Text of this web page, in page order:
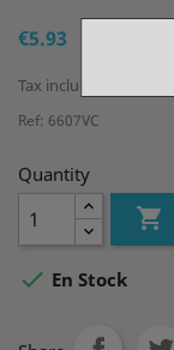
€5.93
Tax included
Ref: 6607VC
Quantity

 En Stock